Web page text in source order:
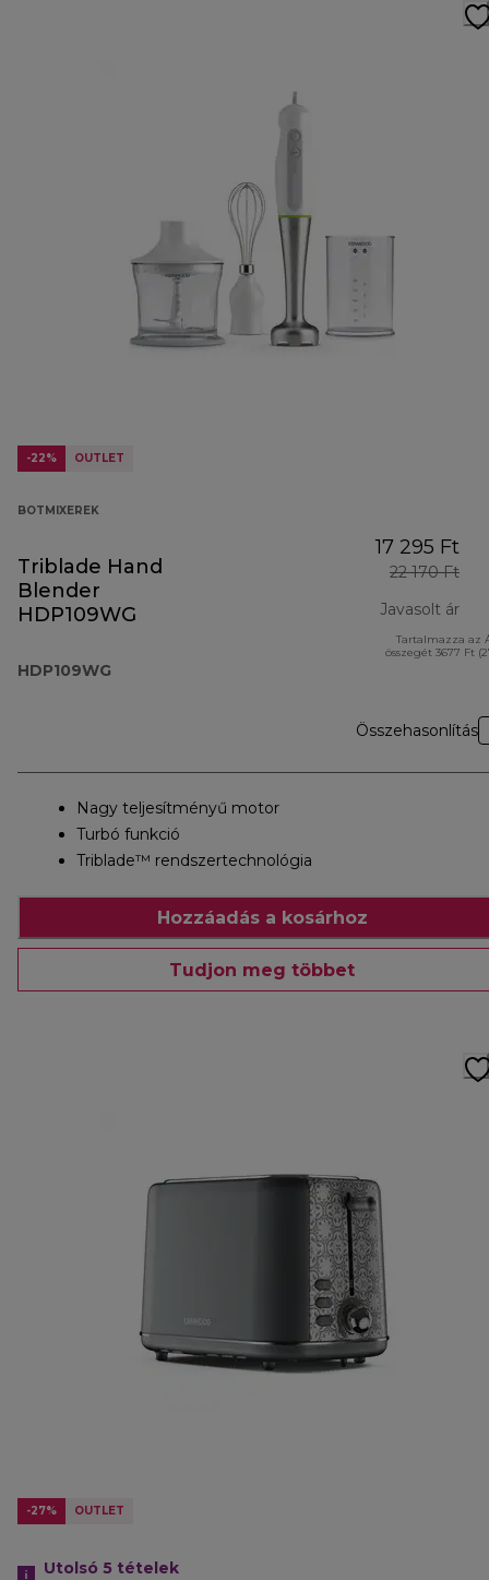
-22% OUTLET
BOTMIXEREK
Triblade Hand
Blender
HDP109WG
HDP109WG
17 295 Ft
22 170 Ft
Javasolt ár
Tartalmazza az
összegét 3677 Ft
Összehasonlítás
Nagy teljesítményű motor
Turbó funkció
Triblade™ rendszertechnológia
Hozzáadás a kosárhoz
Tudjon meg többet
-27% OUTLET
Utolsó 5 tételek